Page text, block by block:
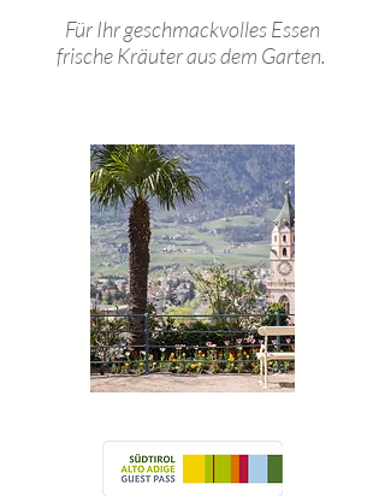
Für Ihr geschmackvolles Essen
frische Kräuter aus dem Garten.